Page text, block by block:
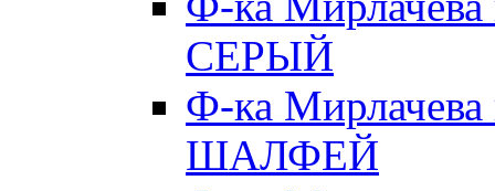
СЕРЫЙ
Ф-ка
ШАЛФЕЙ